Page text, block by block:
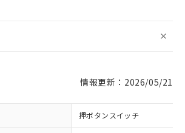
情報更新：2026/05/21
押ボタンスイッチ